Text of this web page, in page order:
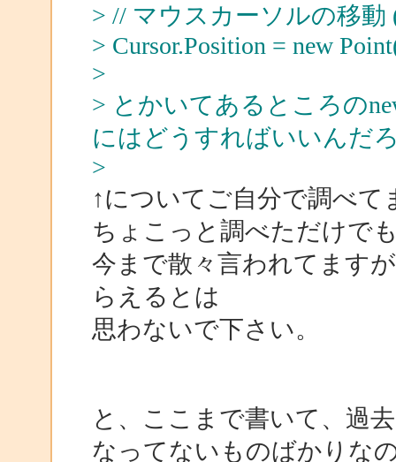
> // マウスカーソルの移動
> Cursor.Position = new
>
> とかいてあるところの
にはどうすればいいんだ
>
↑についてご自分で調べて
ちょこっと調べただけで
今まで散々言われてます
らえるとは
思わないで下さい。
と、ここまで書いて、過
なってないものばかりな